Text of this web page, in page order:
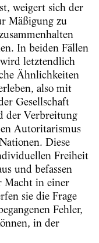
weigert sich der
Mäßigung zu
In beiden Fällen
letztendlich
Ähnlichkeiten
also mit
Gesellschaft
der Verbreitung
Autoritarismus
Diese
Freiheit
und befassen
Macht in einer
sie die Frage
Fehler,
in der